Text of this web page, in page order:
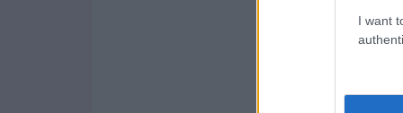
I want